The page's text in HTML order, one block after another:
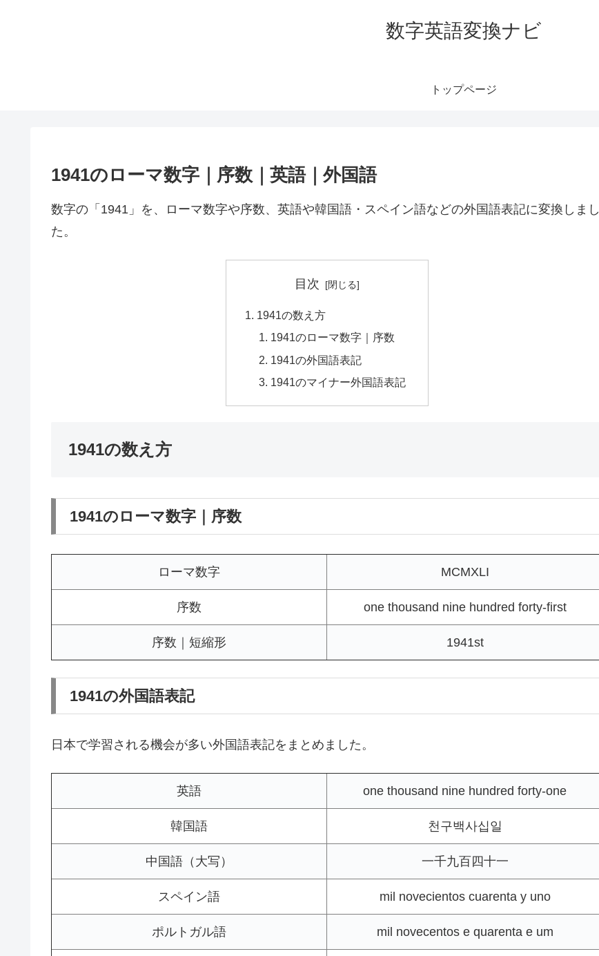
数字英語変換ナビ
トップページ
1941のローマ数字｜序数｜英語｜外国語
数字の「1941」を、ローマ数字や序数、英語や韓国語・スペイン語などの外国語表記に変換しまし
た。
目次
1941の数え方
1941のローマ数字｜序数
1941の外国語表記
1941のマイナー外国語表記
1941の数え方
1941のローマ数字｜序数
ローマ数字 MCMXLI
序数 one thousand nine hundred forty-first
序数｜短縮形 1941st
1941の外国語表記
日本で学習される機会が多い外国語表記をまとめました。
英語 one thousand nine hundred forty-one
韓国語 천구백사십일
中国語（大写） 一千九百四十一
スペイン語 mil novecientos cuarenta y uno
ポルトガル語 mil novecentos e quarenta e um